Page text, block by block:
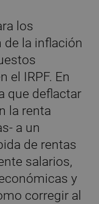
los
la inflación
el IRPF. En
que deflactar
la renta
a un
de rentas
salarios,
y
corregir al